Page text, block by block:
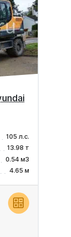
105 л.с.
13.98 т
0.54 м3
4.65 м